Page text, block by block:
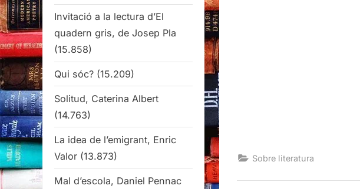
Sobre literatura
Invitació a la lectura d’El
quadern gris, de Josep Pla
(15.858)
Qui sóc? (15.209)
Solitud, Caterina Albert
(14.763)
La idea de l’emigrant, Enric
Valor (13.873)
Mal d’escola, Daniel Pennac